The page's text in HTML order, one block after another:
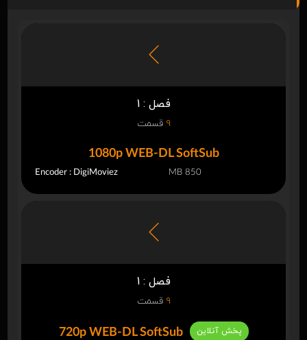
فصل : 1
9 قسمت
1080p WEB-DL SoftSub
Encoder : DigiMoviez 850 MB
فصل : 1
9 قسمت
720p WEB-DL SoftSub پخش آنلاین